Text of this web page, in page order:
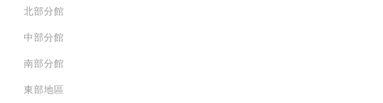
北部分館
中部分館
南部分館
東部地區